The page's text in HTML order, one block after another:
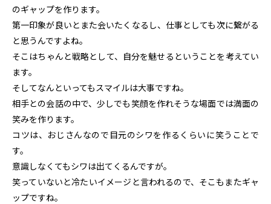
のギャップを作ります。
第一印象が良いとまた会いたくなるし、仕事としても次に繋がる
と思うんですよね。
そこはちゃんと戦略として、自分を魅せるということを考えてい
ます。
そしてなんといってもスマイルは大事ですね。
相手との会話の中で、少しでも笑顔を作れそうな場面では満面の
笑みを作ります。
コツは、おじさんなので目元のシワを作るくらいに笑うことで
す。
意識しなくてもシワは出てくるんですが。
笑っていないと冷たいイメージと言われるので、そこもまたギャ
ップですね。